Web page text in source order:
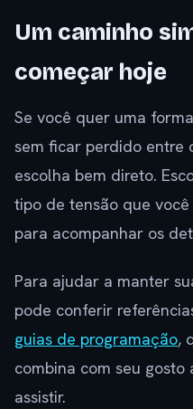
Um caminho
começar hoje
Se você quer uma
sem ficar perdido entre
escolha bem direto.
tipo de tensão que
para acompanhar os
Para ajudar a manter
pode conferir
guias de programação,
combina com seu
assistir.